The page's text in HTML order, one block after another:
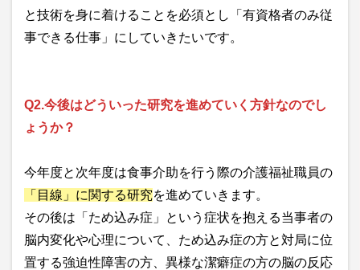
と技術を身に着けることを必須とし「有資格者のみ従
事できる仕事」にしていきたいです。
Q2.今後はどういった研究を進めていく方針なのでし
ょうか？
今年度と次年度は食事介助を行う際の介護福祉職員の
「目線」に関する研究を進めていきます。
その後は「ため込み症」という症状を抱える当事者の
脳内変化や心理について、ため込み症の方と対局に位
置する強迫性障害の方、異様な潔癖症の方の脳の反応